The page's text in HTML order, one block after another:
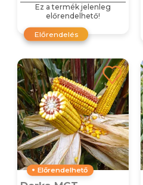
Ez a termék jelenleg
előrendelhető!
Előrendelés
Előrendelhető